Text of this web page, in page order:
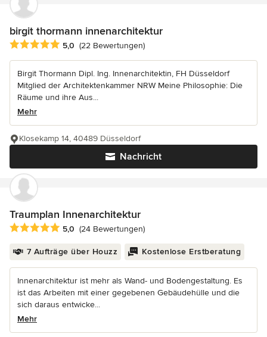
birgit thormann innenarchitektur
Durchschnittliche Bewertung: 5 von 5 Sternen
5,0 (22 Bewertungen)
Birgit Thormann Dipl. Ing. Innenarchitektin, FH Düsseldorf
Mitglied der Architektenkammer NRW Meine Philosophie: Die
Räume und ihre Aus...
Mehr
Nachricht
Klosekamp 14, 40489 Düsseldorf
Traumplan Innenarchitektur
Durchschnittliche Bewertung: 5 von 5 Sternen
5,0 (24 Bewertungen)
7 Aufträge über Houzz Kostenlose Erstberatung
Innenarchitektur ist mehr als Wand- und Bodengestaltung. Es
ist das Arbeiten mit einer gegebenen Gebäudehülle und die
sich daraus entwicke...
Mehr